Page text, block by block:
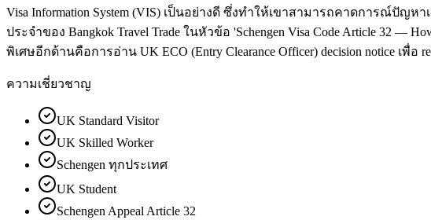
Visa Information System (VIS) เป็นอย่างดี ซึ่งทำให้เขาสามารถคาดการณ์ปัญห
ประจำของ Bangkok Travel Trade ในหัวข้อ 'Schengen Visa Code Article 32 —
พิเศษอีกด้านคือการอ่าน UK ECO (Entry Clearance Officer) decision notice เพื่อ
ความเชี่ยวชาญ
UK Standard Visitor
UK Skilled Worker
Schengen ทุกประเทศ
UK Student
Schengen Appeal Article 32